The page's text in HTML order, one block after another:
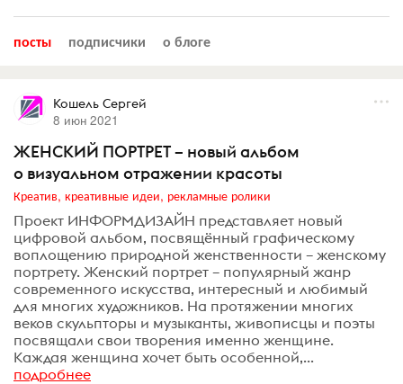
посты подписчики о блоге
Кошель Сергей
8 июн 2021
ЖЕНСКИЙ ПОРТРЕТ – новый альбом
о визуальном отражении красоты
Креатив, креативные идеи, рекламные ролики
Проект ИНФОРМДИЗАЙН представляет новый
цифровой альбом, посвящённый графическому
воплощению природной женственности – женскому
портрету. Женский портрет – популярный жанр
современного искусства, интересный и любимый
для многих художников. На протяжении многих
веков скульпторы и музыканты, живописцы и поэты
посвящали свои творения именно женщине.
Каждая женщина хочет быть особенной,...
подробнее